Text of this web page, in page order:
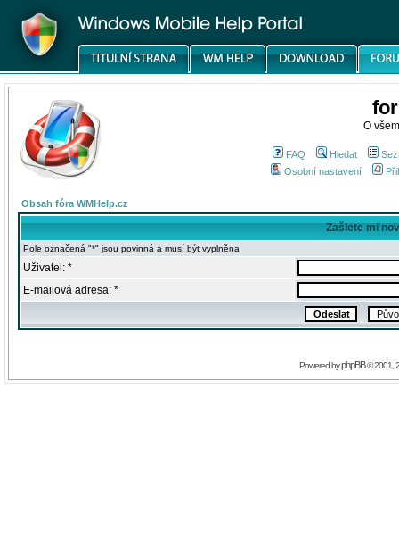
O
FAQ Hledat
Osobní nastavení
Obsah fóra WMHelp.cz
Zašlete mi
Pole označená "*" jsou povinná a musí být vyplněna
Uživatel: *
E-mailová adresa: *
Powered byphpBB© 2001,